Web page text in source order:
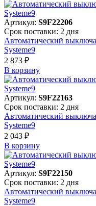
Артикул: S9F22206
Срок поставки: 2 дня
Автоматический
Systeme9
2 873 ₽
В корзинy
Артикул: S9F22163
Срок поставки: 2 дня
Автоматический
Systeme9
2 043 ₽
В корзинy
Артикул: S9F22150
Срок поставки: 2 дня
Автоматический
Systeme9